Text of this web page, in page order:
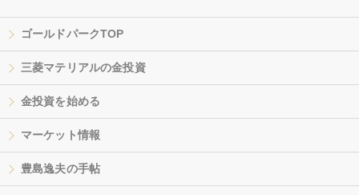
ゴールドパークTOP
三菱マテリアルの金投資
金投資を始める
マーケット情報
豊島逸夫の手帖